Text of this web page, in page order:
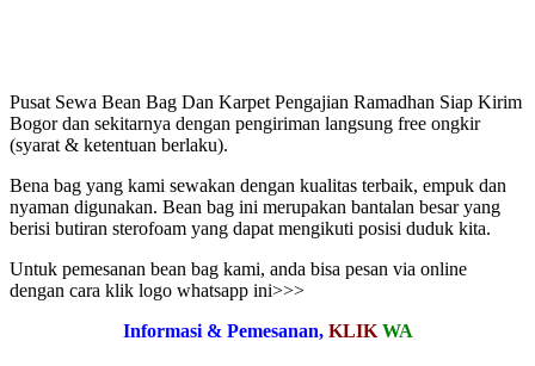
Pusat Sewa Bean Bag Dan Karpet Pengajian Ramadhan Siap Kirim
Bogor dan sekitarnya dengan pengiriman langsung free ongkir
(syarat & ketentuan berlaku).
Bena bag yang kami sewakan dengan kualitas terbaik, empuk dan
nyaman digunakan. Bean bag ini merupakan bantalan besar yang
berisi butiran sterofoam yang dapat mengikuti posisi duduk kita.
Untuk pemesanan bean bag kami, anda bisa pesan via online
dengan cara klik logo whatsapp ini>>>
Informasi & Pemesanan, KLIK WA